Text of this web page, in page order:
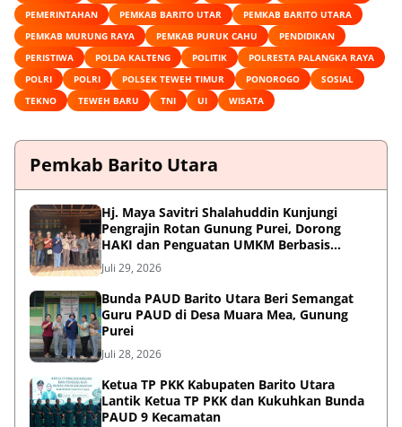
PEMERINTAHAN
PEMKAB BARITO UTAR
PEMKAB BARITO UTARA
PEMKAB MURUNG RAYA
PEMKAB PURUK CAHU
PENDIDIKAN
PERISTIWA
POLDA KALTENG POLITIK
POLRESTA PALANGKA RAYA
POLRI
POLRI POLSEK TEWEH TIMUR PONOROGO
SOSIAL
TEKNO
TEWEH BARU TNI UI WISATA
Pemkab Barito Utara
Hj. Maya Savitri Shalahuddin Kunjungi
Pengrajin Rotan Gunung Purei, Dorong
HAKI dan Penguatan UMKM Berbasis
Kearifan Lokal
Juli 29, 2026
Bunda PAUD Barito Utara Beri Semangat
Guru PAUD di Desa Muara Mea, Gunung
Purei
Juli 28, 2026
Ketua TP PKK Kabupaten Barito Utara
Lantik Ketua TP PKK dan Kukuhkan Bunda
PAUD 9 Kecamatan